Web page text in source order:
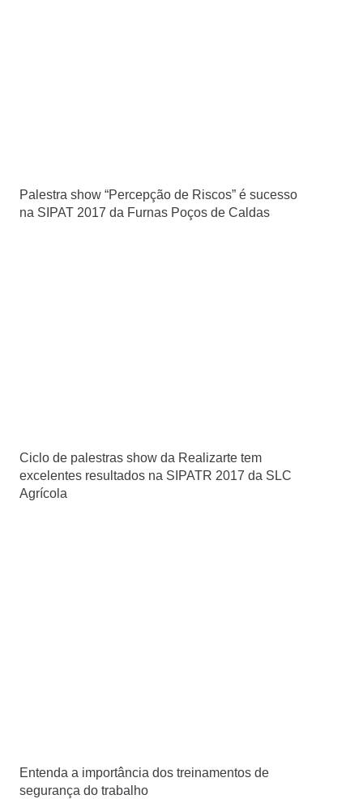
Palestra show “Percepção de Riscos” é sucesso
na SIPAT 2017 da Furnas Poços de Caldas
Ciclo de palestras show da Realizarte tem
excelentes resultados na SIPATR 2017 da SLC
Agrícola
Entenda a importância dos treinamentos de
segurança do trabalho